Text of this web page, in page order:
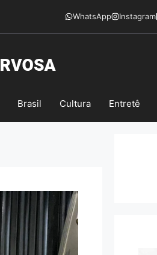
WhatsApp Instagram
Brasil Cultura Entretê